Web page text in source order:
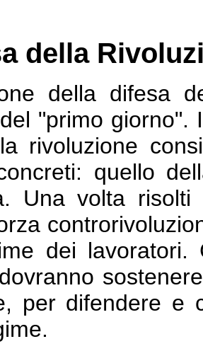
della
della difesa
"primo
rivoluzione
quello
Una volta risolti
dei
per difendere e